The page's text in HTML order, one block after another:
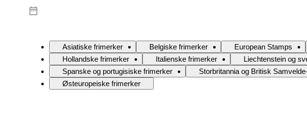
Asiatiske frimerker Belgiske frimerker European Stamps
Hollandske frimerker
Italienske frimerker Liechtenstein og
Spanske og portugisiske frimerker
Storbritannia og Britisk
Østeuropeiske frimerker